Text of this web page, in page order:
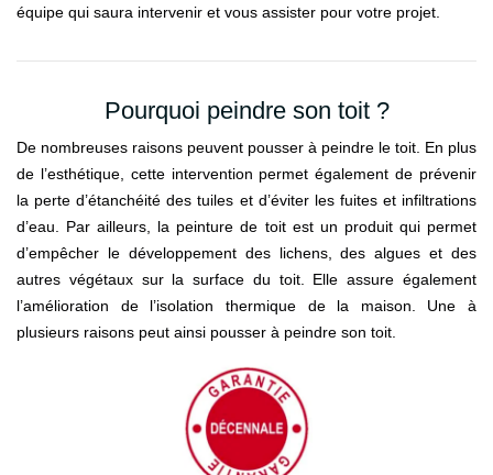
équipe qui saura intervenir et vous assister pour votre projet.
Pourquoi peindre son toit ?
De nombreuses raisons peuvent pousser à peindre le toit. En plus
de l’esthétique, cette intervention permet également de prévenir
la perte d’étanchéité des tuiles et d’éviter les fuites et infiltrations
d’eau. Par ailleurs, la peinture de toit est un produit qui permet
d’empêcher le développement des lichens, des algues et des
autres végétaux sur la surface du toit. Elle assure également
l’amélioration de l’isolation thermique de la maison. Une à
plusieurs raisons peut ainsi pousser à peindre son toit.